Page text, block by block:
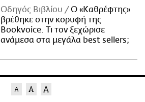
Οδηγός Βιβλίου
Ο «Καθρέφτης»
βρέθηκε στην κορυφή της
Bookvoice. Τι τον ξεχώρισε
ανάμεσα στα μεγάλα best sellers;